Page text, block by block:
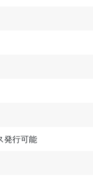
発行可能